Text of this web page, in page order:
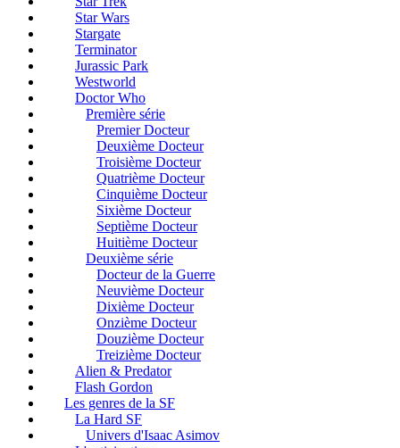
Star Wars
Stargate
Terminator
Jurassic Park
Westworld
Doctor Who
Première série
Premier Docteur
Deuxième Docteur
Troisième Docteur
Quatrième Docteur
Cinquième Docteur
Sixième Docteur
Septième Docteur
Huitième Docteur
Deuxième série
Docteur de la Guerre
Neuvième Docteur
Dixième Docteur
Onzième Docteur
Douzième Docteur
Treizième Docteur
Alien & Predator
Flash Gordon
Les genres de la SF
La Hard SF
Univers d'Isaac Asimov